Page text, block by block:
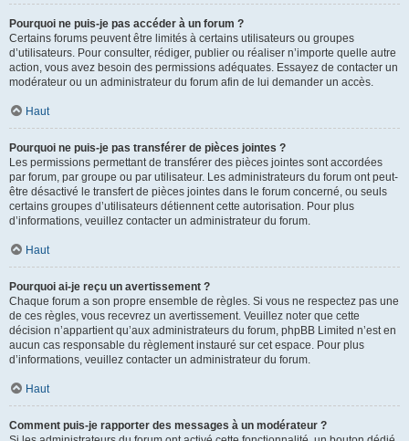
Pourquoi ne puis-je pas accéder à un forum ?
Certains forums peuvent être limités à certains utilisateurs ou groupes
d’utilisateurs. Pour consulter, rédiger, publier ou réaliser n’importe quelle autre
action, vous avez besoin des permissions adéquates. Essayez de contacter un
modérateur ou un administrateur du forum afin de lui demander un accès.
Haut
Pourquoi ne puis-je pas transférer de pièces jointes ?
Les permissions permettant de transférer des pièces jointes sont accordées
par forum, par groupe ou par utilisateur. Les administrateurs du forum ont peut-
être désactivé le transfert de pièces jointes dans le forum concerné, ou seuls
certains groupes d’utilisateurs détiennent cette autorisation. Pour plus
d’informations, veuillez contacter un administrateur du forum.
Haut
Pourquoi ai-je reçu un avertissement ?
Chaque forum a son propre ensemble de règles. Si vous ne respectez pas une
de ces règles, vous recevrez un avertissement. Veuillez noter que cette
décision n’appartient qu’aux administrateurs du forum, phpBB Limited n’est en
aucun cas responsable du règlement instauré sur cet espace. Pour plus
d’informations, veuillez contacter un administrateur du forum.
Haut
Comment puis-je rapporter des messages à un modérateur ?